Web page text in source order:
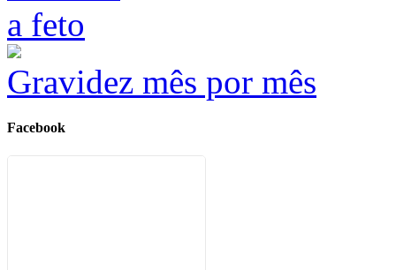
Gravidez mês por mês
Facebook